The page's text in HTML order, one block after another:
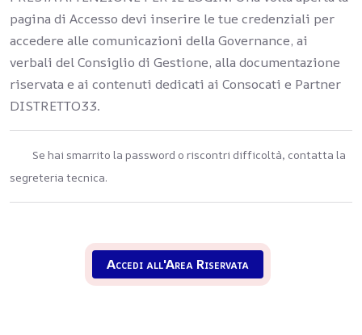
pagina di Accesso devi inserire le tue credenziali per
accedere alle comunicazioni della Governance, ai
verbali del Consiglio di Gestione, alla documentazione
riservata e ai contenuti dedicati ai Consocati e Partner
DISTRETTO33.
Se hai smarrito la password o riscontri difficoltà, contatta la
segreteria tecnica.
Accedi all'Area Riservata